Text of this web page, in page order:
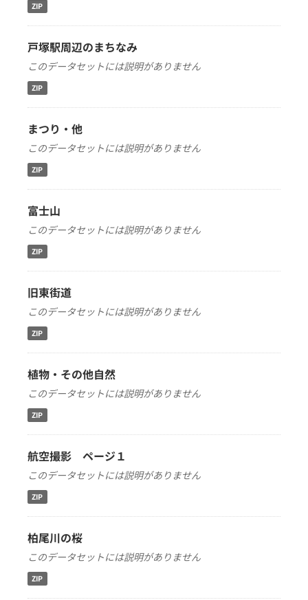
ZIP
戸塚駅周辺のまちなみ
このデータセットには説明がありません
ZIP
まつり・他
このデータセットには説明がありません
ZIP
富士山
このデータセットには説明がありません
ZIP
旧東街道
このデータセットには説明がありません
ZIP
植物・その他自然
このデータセットには説明がありません
ZIP
航空撮影 ページ１
このデータセットには説明がありません
ZIP
柏尾川の桜
このデータセットには説明がありません
ZIP